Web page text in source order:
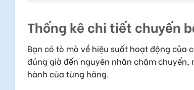
Thống kê chi tiết chuyến
Bạn có tò mò về hiệu suất hoạt động của
đúng giờ đến nguyên nhân chậm
hành của từng hãng.